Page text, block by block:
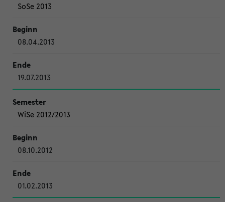
SoSe 2013
08.04.2013
19.07.2013
WiSe 2012/2013
08.10.2012
01.02.2013